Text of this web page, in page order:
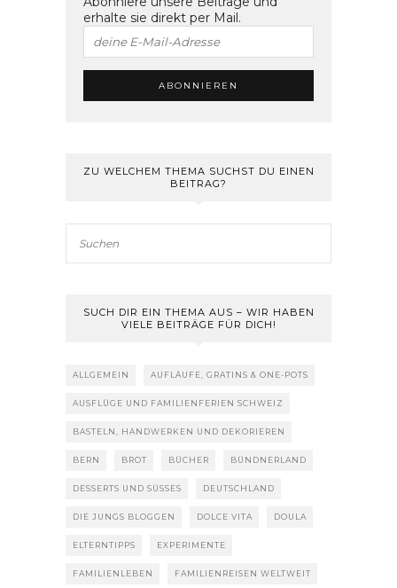
erhalte sie direkt per Mail.
ZU WELCHEM THEMA SUCHST DU EINEN
BEITRAG?
SUCH DIR EIN THEMA AUS – WIR HABEN
VIELE BEITRÄGE FÜR DICH!
ALLGEMEIN AUFLÄUFE, GRATINS & ONE-POTS
AUSFLÜGE UND FAMILIENFERIEN SCHWEIZ
BASTELN, HANDWERKEN UND DEKORIEREN
BERN BROT BÜCHER BÜNDNERLAND
DESSERTS UND SÜSSES DEUTSCHLAND
DIE JUNGS BLOGGEN DOLCE VITA DOULA
ELTERNTIPPS EXPERIMENTE
FAMILIENLEBEN FAMILIENREISEN WELTWEIT